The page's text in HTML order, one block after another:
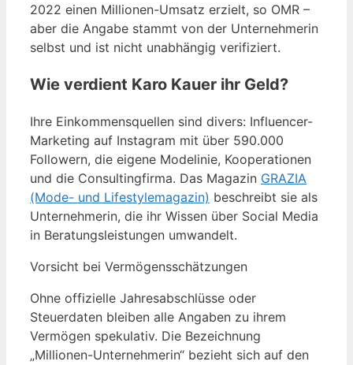
2022 einen Millionen-Umsatz erzielt, so OMR –
aber die Angabe stammt von der Unternehmerin
selbst und ist nicht unabhängig verifiziert.
Wie verdient Karo Kauer ihr Geld?
Ihre Einkommensquellen sind divers: Influencer-
Marketing auf Instagram mit über 590.000
Followern, die eigene Modelinie, Kooperationen
und die Consultingfirma. Das Magazin GRAZIA
(Mode- und Lifestylemagazin) beschreibt sie als
Unternehmerin, die ihr Wissen über Social Media
in Beratungsleistungen umwandelt.
Vorsicht bei Vermögensschätzungen
Ohne offizielle Jahresabschlüsse oder
Steuerdaten bleiben alle Angaben zu ihrem
Vermögen spekulativ. Die Bezeichnung
„Millionen-Unternehmerin“ bezieht sich auf den